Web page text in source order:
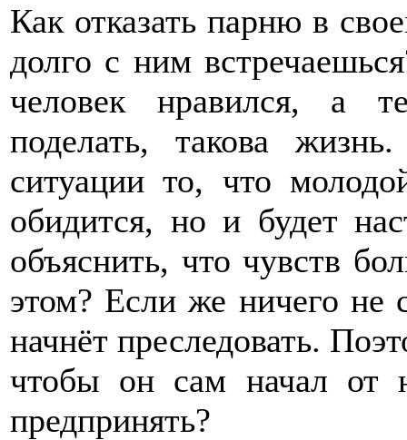
Как отказать парню в
долго с ним
человек нравился, а
поделать, такова
ситуации то, что
обидится, но и будет
объяснить, что чувств
этом? Если же ничего не
начнёт преследовать.
чтобы он сам начал от
предпринять?